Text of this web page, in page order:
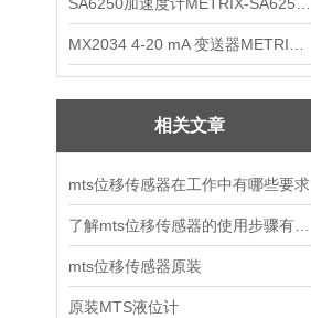
相关文章
mts位移传感器在工作中有哪些要求
mts位移传感器原装
原装MTS液位计